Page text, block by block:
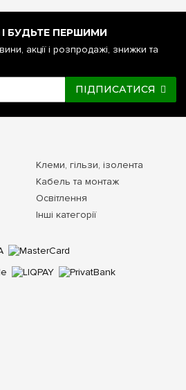
БУДЬТЕ ПЕРШИМИ
акції і розпродажі, знижки та
ПІДПИСАТИСЯ
Клеми, гільзи, ізолента
Кабель та монтаж
Освітлення
Інші категорії